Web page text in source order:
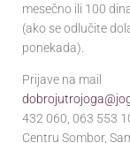
mesečno ili 100
(ako se odlučite
ponekada).
Prijave na mail
432 060, 063 553
Centru Sombor,